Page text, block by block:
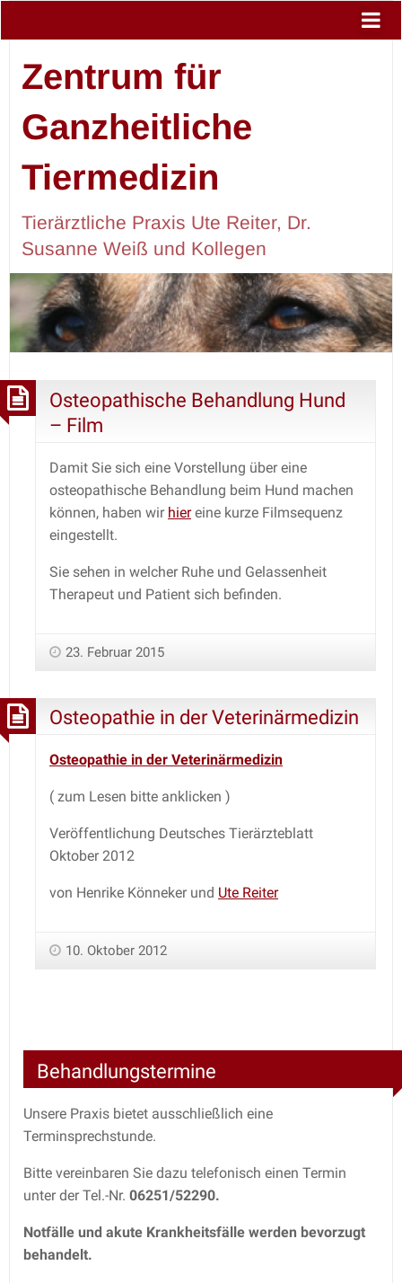
Zentrum für
Ganzheitliche
Tiermedizin
Tierärztliche Praxis Ute Reiter, Dr.
Susanne Weiß und Kollegen
Osteopathische Behandlung Hund
– Film
Damit Sie sich eine Vorstellung über eine
osteopathische Behandlung beim Hund machen
können, haben wir hiereine kurze Filmsequenz
eingestellt.
Sie sehen in welcher Ruhe und Gelassenheit
Therapeut und Patient sich befinden.
23. Februar 2015
Osteopathie in der Veterinärmedizin
Osteopathie in der Veterinärmedizin
( zum Lesen bitte anklicken )
Veröffentlichung Deutsches Tierärzteblatt
Oktober 2012
von Henrike Könneker und Ute Reiter
10. Oktober 2012
Behandlungstermine
Unsere Praxis bietet ausschließlich eine
Terminsprechstunde.
Bitte vereinbaren Sie dazu telefonisch einen Termin
unter der Tel.-Nr. 06251/52290.
Notfälle und akute Krankheitsfälle werden bevorzugt
behandelt.